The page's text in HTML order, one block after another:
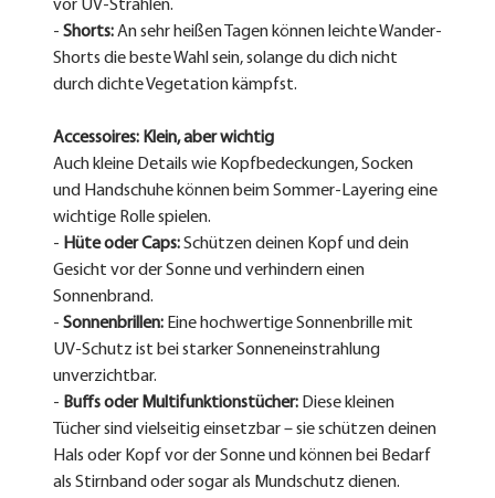
vor UV-Strahlen.
- Shorts: An sehr heißen Tagen können leichte Wander-
Shorts die beste Wahl sein, solange du dich nicht
durch dichte Vegetation kämpfst.
Accessoires: Klein, aber wichtig
Auch kleine Details wie Kopfbedeckungen, Socken
und Handschuhe können beim Sommer-Layering eine
wichtige Rolle spielen.
- Hüte oder Caps: Schützen deinen Kopf und dein
Gesicht vor der Sonne und verhindern einen
Sonnenbrand.
- Sonnenbrillen: Eine hochwertige Sonnenbrille mit
UV-Schutz ist bei starker Sonneneinstrahlung
unverzichtbar.
- Buffs oder Multifunktionstücher: Diese kleinen
Tücher sind vielseitig einsetzbar – sie schützen deinen
Hals oder Kopf vor der Sonne und können bei Bedarf
als Stirnband oder sogar als Mundschutz dienen.